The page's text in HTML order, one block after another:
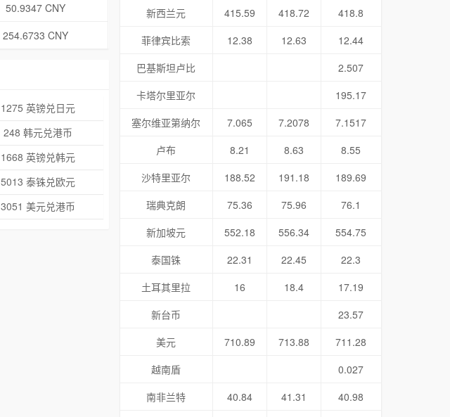
50.9347 CNY
254.6733 CNY
1275 英镑兑日元
248 韩元兑港币
1668 英镑兑韩元
5013 泰铢兑欧元
3051 美元兑港币
新西兰元
415.59 418.72
418.8
菲律宾比索
12.38 12.63
12.44
巴基斯坦卢比
2.507
卡塔尔里亚尔
195.17
塞尔维亚第纳尔
7.065 7.2078
7.1517
卢布
8.21 8.63
8.55
沙特里亚尔
188.52 191.18
189.69
瑞典克朗
75.36 75.96
76.1
新加坡元
552.18 556.34
554.75
泰国铢
22.31 22.45
22.3
土耳其里拉
16 18.4
17.19
新台币
23.57
美元
710.89 713.88
711.28
越南盾
0.027
南非兰特
40.84 41.31 40.98